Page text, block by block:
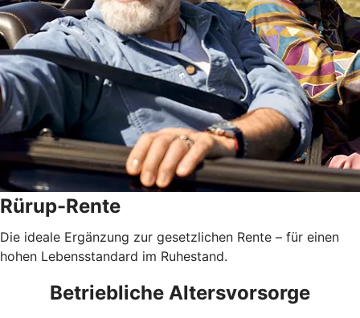
Rürup-Rente
Die ideale Ergänzung zur gesetzlichen Rente – für einen
hohen Lebensstandard im Ruhestand.
Betriebliche Altersvorsorge